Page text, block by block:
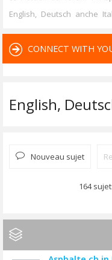
English, Deutsch anche
CONNECT WITH
English,
Nouveau sujet
164